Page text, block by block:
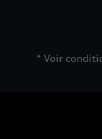
* Voir